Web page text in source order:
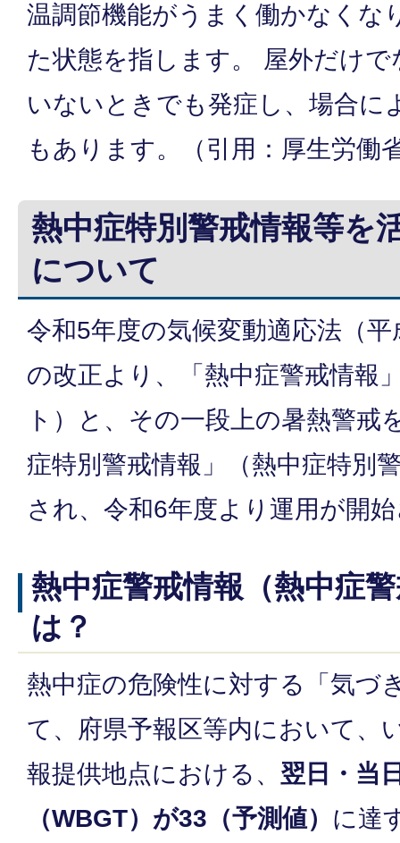
温調節機能がうまく働かなくな
た状態を指します。 屋外だけ
いないときでも発症し、場合に
もあります。（引用：厚生労働
熱中症特別警戒情報等を
について
令和5年度の気候変動適応法（
の改正より、「熱中症警戒情報
ト）と、その一段上の暑熱警戒
症特別警戒情報」（熱中症特別
され、令和6年度より運用が開
熱中症警戒情報（熱中症
は？
熱中症の危険性に対する「気づ
て、府県予報区等内において、
報提供地点における、 翌日・当
（WBGT）が33（予測値） に達